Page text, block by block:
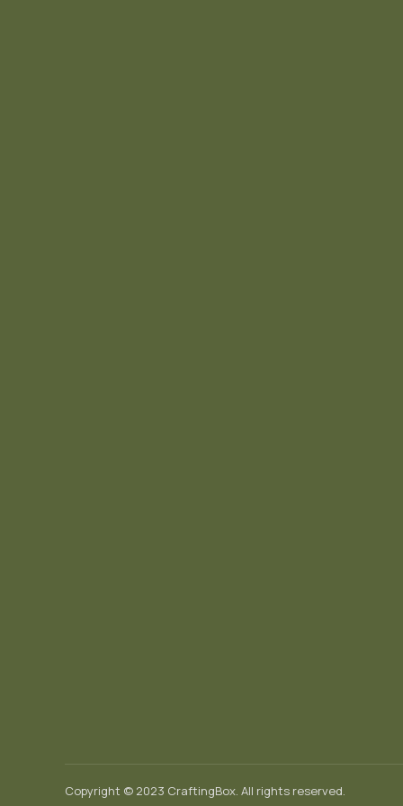
Copyright © 2023 CraftingBox. All rights reserved.